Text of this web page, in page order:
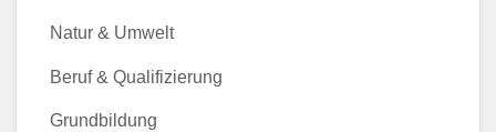
Natur & Umwelt
Beruf & Qualifizierung
Grundbildung